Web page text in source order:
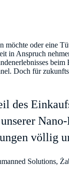
möchte oder eine
in Anspruch
Doch für
des
völlig
Solutions,